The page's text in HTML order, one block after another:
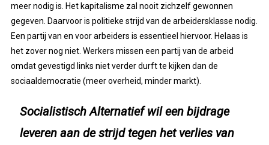
meer nodig is. Het kapitalisme zal nooit zichzelf gewonnen
gegeven. Daarvoor is politieke strijd van de arbeidersklasse nodig.
Een partij van en voor arbeiders is essentieel hiervoor. Helaas is
het zover nog niet. Werkers missen een partij van de arbeid
omdat gevestigd links niet verder durft te kijken dan de
sociaaldemocratie (meer overheid, minder markt).
Socialistisch Alternatief wil een bijdrage
leveren aan de strijd tegen het verlies van